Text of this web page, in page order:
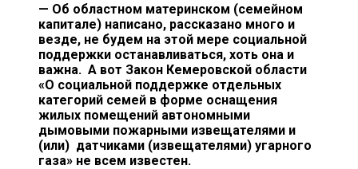
— Об областном материнском (семейном
капитале) написано, рассказано много и
везде, не будем на этой мере социальной
поддержки останавливаться, хоть она и
важна. А вот Закон Кемеровской области
«О социальной поддержке отдельных
категорий семей в форме оснащения
жилых помещений автономными
дымовыми пожарными извещателями и
(или) датчиками (извещателями) угарного
газа» не всем известен.